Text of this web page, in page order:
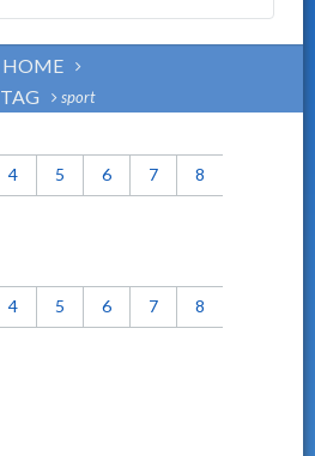
HOME
TAG
sport
4 5 6 7 8
4 5 6 7 8